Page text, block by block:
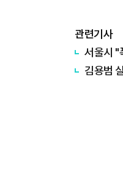
관련기사
서울시 "
김용범